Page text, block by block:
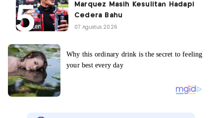
Marquez Masih Kesulitan Hadapi
Cedera Bahu
07 Agustus 2026